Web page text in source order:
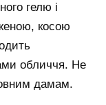
гелю і
косою
обличчя. Не
дамам.